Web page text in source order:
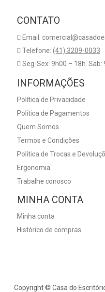
CONTATO
Email:
Telefone: (41) 3209-0033
Seg-Sex: 9h00 – 18h. Sab:
INFORMAÇÕES
Política de Privacidade
Política de Pagamentos
Quem Somos
Termos e Condições
Política de Trocas e
Ergonomia
Trabalhe conosco
MINHA CONTA
Minha conta
Histórico de compras
Copyright © Casa do